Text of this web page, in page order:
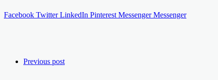
Facebook Twitter LinkedIn Pinterest Messenger Messenger
Previous post